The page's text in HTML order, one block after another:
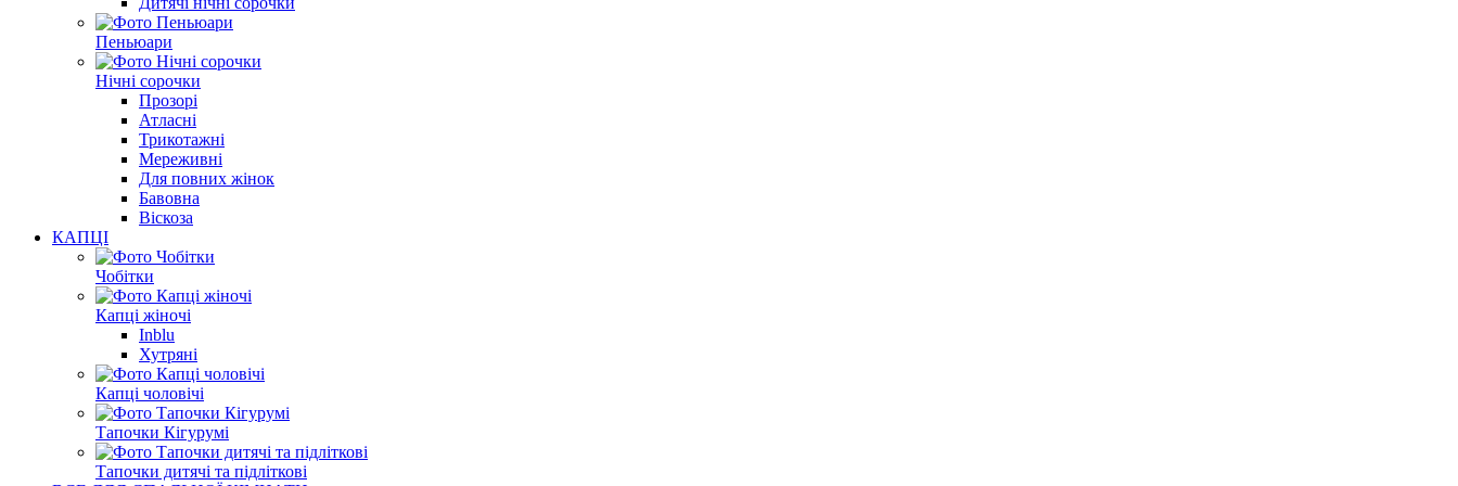
Пеньюари
Нічні сорочки
Прозорі
Атласні
Трикотажні
Мереживні
Для повних жінок
Бавовна
Віскоза
КАПЦІ
Чобітки
Капці жіночі
Inblu
Хутряні
Капці чоловічі
Тапочки Кігурумі
Тапочки дитячі та підліткові